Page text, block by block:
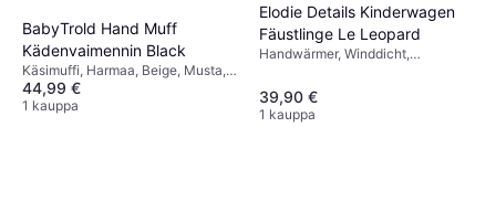
BabyTrold Hand Muff
Kädenvaimennin Black
Käsimuffi, Harmaa, Beige, Musta,
Vettähylkivä
44,99 €
1 kauppa
Elodie Details Kinderwagen
Fäustlinge Le Leopard
Handwärmer, Winddicht,
Material: Polyester
39,90 €
1 kauppa